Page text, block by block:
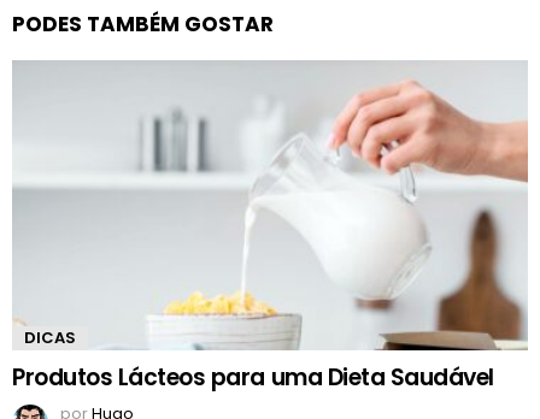
PODES TAMBÉM GOSTAR
DICAS
Produtos Lácteos para uma Dieta Saudável
porHugo